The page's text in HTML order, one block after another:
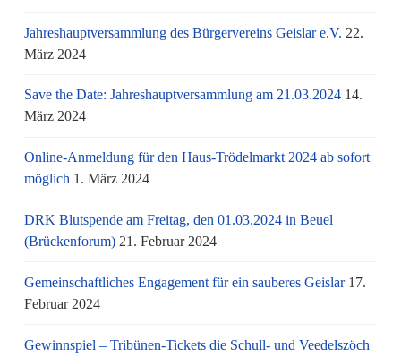
Jahreshauptversammlung des Bürgervereins Geislar e.V. 22.
März 2024
Save the Date: Jahreshauptversammlung am 21.03.2024 14.
März 2024
Online-Anmeldung für den Haus-Trödelmarkt 2024 ab sofort
möglich 1. März 2024
DRK Blutspende am Freitag, den 01.03.2024 in Beuel
(Brückenforum) 21. Februar 2024
Gemeinschaftliches Engagement für ein sauberes Geislar 17.
Februar 2024
Gewinnspiel – Tribünen-Tickets die Schull- und Veedelszöch